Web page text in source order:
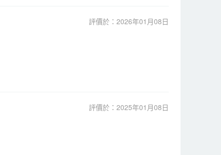
評價於：2026年01月08日
評價於：2025年01月08日